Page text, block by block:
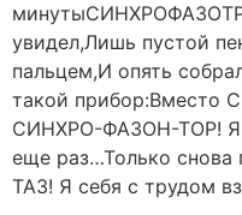
увидел,Лишь пустой
пальцем,И опять
такой
СИНХРО-ФАЗОН-ТОР! Я
еще раз…Только
ТАЗ! Я себя с трудом